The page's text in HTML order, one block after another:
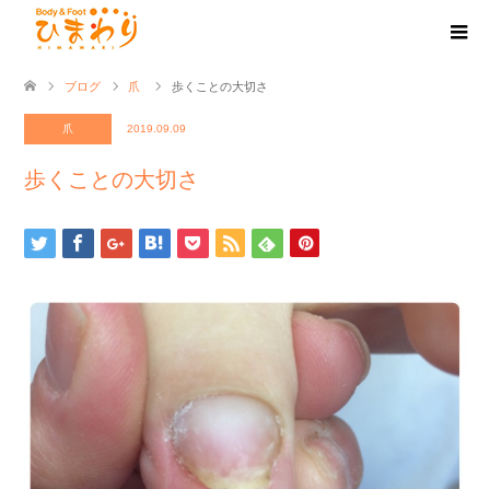
ブログ 爪 歩くことの大切さ
爪 2019.09.09
歩くことの大切さ